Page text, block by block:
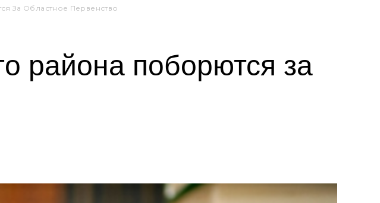
За Областное Первенство
района поборются за